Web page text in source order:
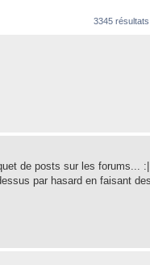
3345
de posts sur les forums...
par hasard en faisant